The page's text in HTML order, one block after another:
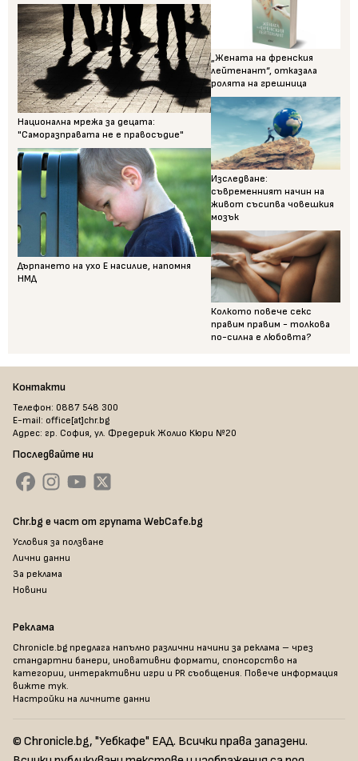
Национална мрежа за децата:
"Саморазправата не е правосъдие"
Дърпането на ухо Е насилие, напомня
НМД
„Жената на френския
лейтенант“, отказала
ролята на грешница
Изследване:
съвременният начин на
живот съсипва човешкия
мозък
Колкото повече секс
правим правим - толкова
по-силна е любовта?
Контакти
Телефон: 0887 548 300
E-mail: office[at]chr.bg
Адрес: гр. София, ул. Фредерик Жолио Кюри №20
Последвайте ни
Chr.bg е част от групата WebCafe.bg
Условия за ползване
Лични данни
За реклама
Новини
Реклама
Chronicle.bg предлага напълно различни начини за реклама – чрез
стандартни банери, иновативни формати, спонсорство на
категории, интерактивни игри и PR съобщения. Повече информация
вижте тук.
Настройки на личните данни
© Chronicle.bg, "Уебкафе" ЕАД. Всички права запазени.